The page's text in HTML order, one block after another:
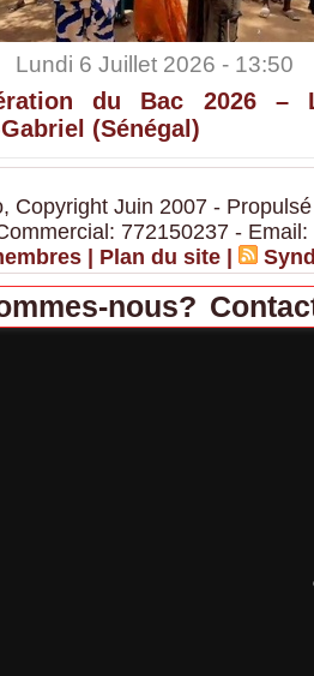
Lundi 6 Juillet 2026 - 13:50
du Bac 2026 –
(Sénégal)
Copyright Juin 2007 -
772150237 -
Plan du site
nous?